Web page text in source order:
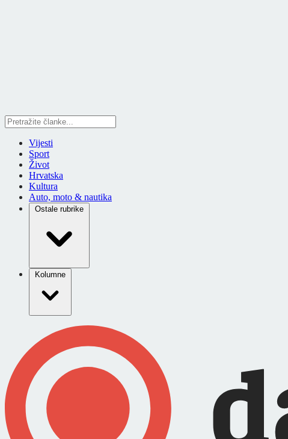
Vijesti
Sport
Život
Hrvatska
Kultura
Auto, moto & nautika
Ostale rubrike
Kolumne